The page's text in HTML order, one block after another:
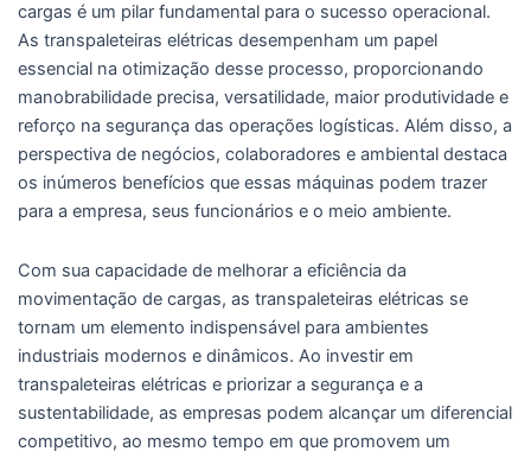
cargas é um pilar fundamental para o sucesso operacional.
As transpaleteiras elétricas desempenham um papel
essencial na otimização desse processo, proporcionando
manobrabilidade precisa, versatilidade, maior produtividade e
reforço na segurança das operações logísticas. Além disso, a
perspectiva de negócios, colaboradores e ambiental destaca
os inúmeros benefícios que essas máquinas podem trazer
para a empresa, seus funcionários e o meio ambiente.
Com sua capacidade de melhorar a eficiência da
movimentação de cargas, as transpaleteiras elétricas se
tornam um elemento indispensável para ambientes
industriais modernos e dinâmicos. Ao investir em
transpaleteiras elétricas e priorizar a segurança e a
sustentabilidade, as empresas podem alcançar um diferencial
competitivo, ao mesmo tempo em que promovem um